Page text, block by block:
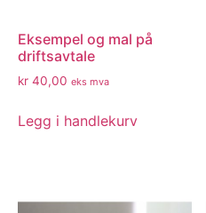
Eksempel og mal på
driftsavtale
kr 40,00 eks mva
Legg i handlekurv